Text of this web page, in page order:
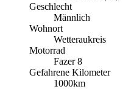
Geschlecht
Männlich
Wohnort
Wetteraukreis
Motorrad
Fazer 8
Gefahrene Kilometer
1000km